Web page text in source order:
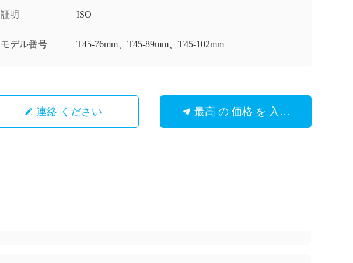
証明 ISO
モデル番号 T45-76mm、T45-89mm、T45-102mm
連絡 ください 最高 の 価格 を 入手 する